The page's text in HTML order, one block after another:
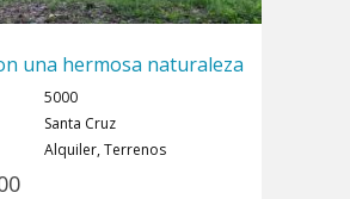
una hermosa naturaleza
5000
Santa Cruz
Alquiler, Terrenos